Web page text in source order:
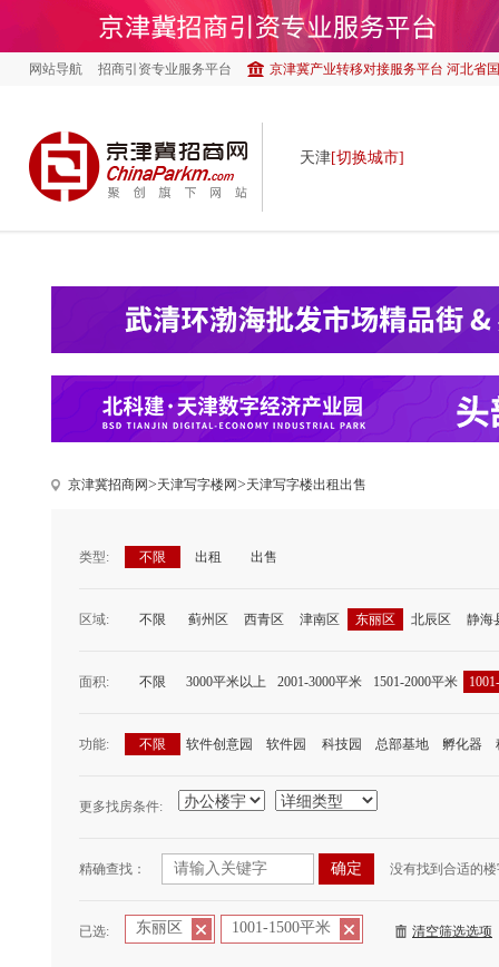
网站导航 招商引资专业服务平台 京津冀产业转移对接服务平台 河北省
天津[切换城市]
京津冀招商网>天津写字楼网>天津写字楼出租出售
类型: 不限 出租 出售
区域: 不限 蓟州区 西青区 津南区 东丽区 北辰区 静海
面积: 不限 3000平米以上 2001-3000平米 1501-2000平米
功能: 不限 软件创意园 软件园 科技园 总部基地 孵化器
更多找房条件:
精确查找： 没有找到合适的
已选: 东丽区 1001-1500平米 清空筛选选项